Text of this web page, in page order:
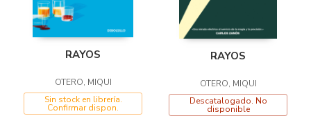
RAYOS
OTERO, MIQUI
Sin stock en librería.
Confirmar dispon.
RAYOS
OTERO, MIQUI
Descatalogado. No
disponible